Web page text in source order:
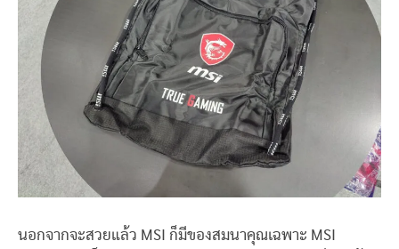
นอกจากจะสวยแล้ว MSI ก็มีของสมนาคุณเฉพาะ MSI